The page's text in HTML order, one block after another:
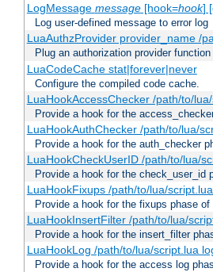
LogMessage message[hook=hook]
Log user-defined message to error log
LuaAuthzProvider provider_name /
Plug an authorization provider
LuaCodeCache stat|forever|never
Configure the compiled code cache.
LuaHookAccessChecker /path/to/
Provide a hook for the
LuaHookAuthChecker /path/to/lua/
Provide a hook for the auth_checker
LuaHookCheckUserID /path/to/lua/
Provide a hook for the check_user_id
LuaHookFixups /path/to/lua/
Provide a hook for the fixups phase
LuaHookInsertFilter /path/to/lua/
Provide a hook for the insert_filter
LuaHookLog /path/to/lua/script.lua
Provide a hook for the access log